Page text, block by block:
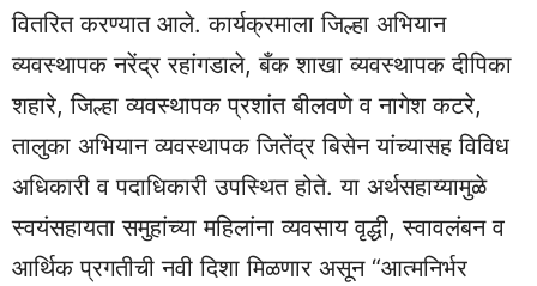
वितरित करण्यात आले. कार्यक्रमाला जिल्हा अभियान
व्यवस्थापक नरेंद्र रहांगडाले, बँक शाखा व्यवस्थापक दीपिका
शहारे, जिल्हा व्यवस्थापक प्रशांत बीलवणे व नागेश कटरे,
तालुका अभियान व्यवस्थापक जितेंद्र बिसेन यांच्यासह विविध
अधिकारी व पदाधिकारी उपस्थित होते. या अर्थसहाय्यामुळे
स्वयंसहायता समुहांच्या महिलांना व्यवसाय वृद्धी, स्वावलंबन व
आर्थिक प्रगतीची नवी दिशा मिळणार असून “आत्मनिर्भर